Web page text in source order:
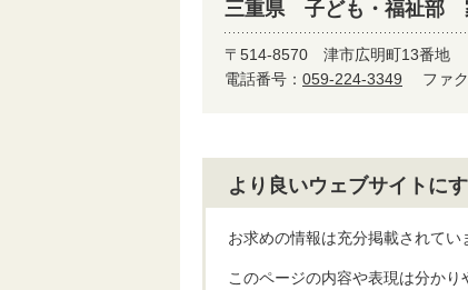
三重県 子ども・福祉部
〒514-8570 津市広明町13番地
電話番号： 059-224-3349 ファ
より良いウェブサイトに
お求めの情報は充分掲載されてい
このページの内容や表現は分かり